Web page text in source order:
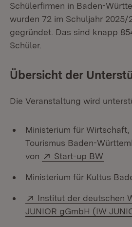
Schülerfirmen in Baden-
wurden 72 im Schuljahr 2025/
gegründet. Das sind knapp
Schüler.
Übersicht der
Die Veranstaltung wird
Ministerium für
Tourismus Baden-
von
Extern:
Start-up BW
Ministerium für Kultus
Extern:
Institut der deutschen
JUNIOR gGmbH (IW